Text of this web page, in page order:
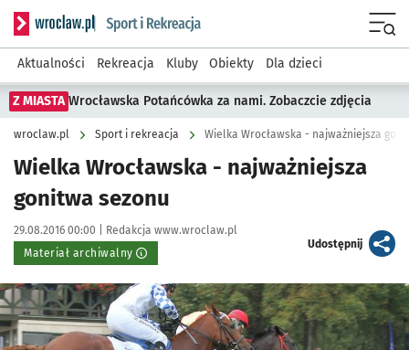
Serwis informacyjny wroclaw.pl podserwis: Sport i rekreacja
Aktualności Rekreacja Kluby Obiekty Dla dzieci
Z MIASTA Wrocławska Potańcówka za nami. Zobaczcie zdjęcia
wroclaw.pl Sport i rekreacja Wielka Wrocławska - najważniejsza
Wielka Wrocławska - najważniejsza
gonitwa sezonu
Data publikacji:
29.08.2016 00:00 | Autor:
Redakcja www.wroclaw.pl
Materiał archiwalny
Udostępnijartykuł
Kliknij, aby powiększyć